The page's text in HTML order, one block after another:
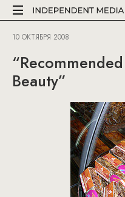
10 ОКТЯБРЯ 2008
Beauty”